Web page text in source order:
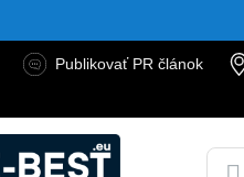
Publikovať PR článok